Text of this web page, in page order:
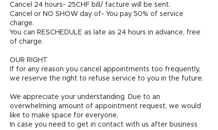
Cancel 24 hours- 25CHF bill/ facture will be sent.
Cancel or NO SHOW day of- You pay 50% of service
charge.
You can RESCHEDULE as late as 24 hours in advance, free
of charge.
OUR RIGHT
If for any reason you cancel appointments too frequently,
we reserve the right to refuse service to you in the future.
We appreciate your understanding. Due to an
overwhelming amount of appointment request, we would
like to make space for everyone.
In case you need to get in contact with us after business